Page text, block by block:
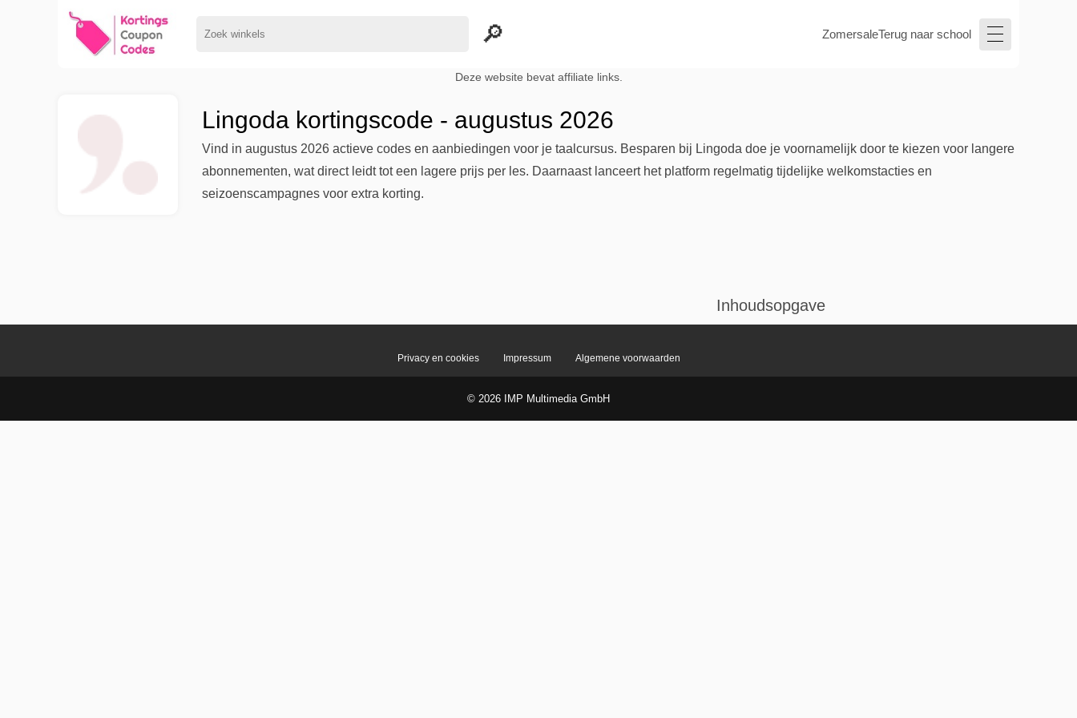
ZomersaleTerug naar school
Deze website bevat affiliate links.
Lingoda kortingscode - augustus 2026
Vind in augustus 2026 actieve codes en aanbiedingen voor je taalcursus. Besparen bij Lingoda doe je voornamelijk door te kiezen voor langere
abonnementen, wat direct leidt tot een lagere prijs per les. Daarnaast lanceert het platform regelmatig tijdelijke welkomstacties en
seizoenscampagnes voor extra korting.
Inhoudsopgave
Privacy en cookies Impressum Algemene voorwaarden
© 2026 IMP Multimedia GmbH